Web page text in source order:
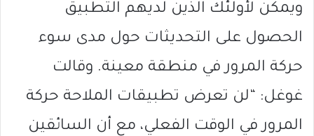
ويمكن لأولئك الذين لديهم التطبيق
الحصول على التحديثات حول مدى سوء
حركة المرور في منطقة معينة. وقالت
غوغل: “لن تعرض تطبيقات الملاحة حركة
المرور في الوقت الفعلي، مع أن السائقين